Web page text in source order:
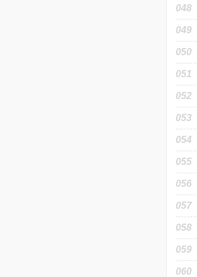
048
049
050
051
052
053
054
055
056
057
058
059
060